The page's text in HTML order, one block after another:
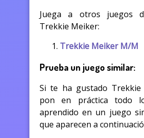
Juega a otros juegos
Trekkie Meiker:
Trekkie Meiker M/M
Prueba un juego similar:
Si te ha gustado Trekkie
pon en práctica todo
aprendido en un juego
que aparecen a